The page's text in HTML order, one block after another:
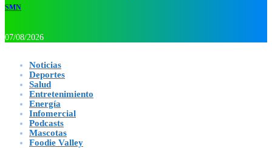
SMN
07/08/2026
Noticias
Deportes
Salud
Entretenimiento
Energía
Infomercial
Podcasts
Mascotas
Foodie Valley